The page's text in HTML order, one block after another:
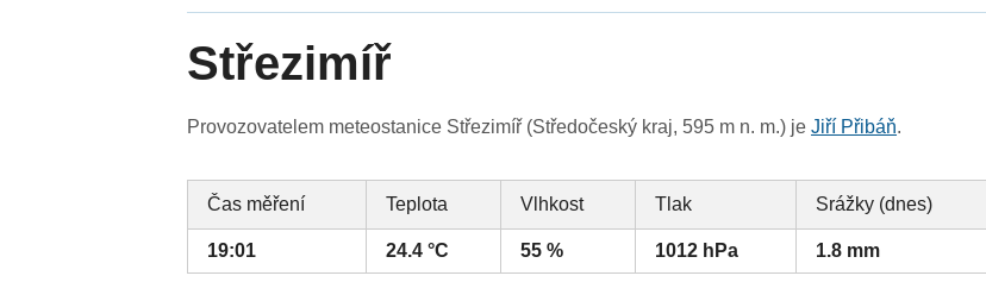
Střezimíř
Provozovatelem meteostanice Střezimíř (Středočeský kraj, 595 m n. m.) jeJiří Přibáň.
Čas měření Teplota Vlhkost Tlak Srážky (dnes)
19:01 24.4 °C 55 % 1012 hPa 1.8 mm